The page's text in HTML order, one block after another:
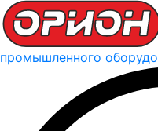
промышленного